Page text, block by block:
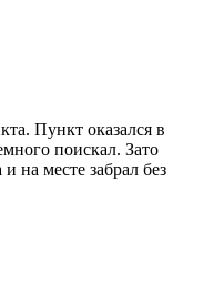
Пункт оказался в
поискал. Зато
на месте забрал без